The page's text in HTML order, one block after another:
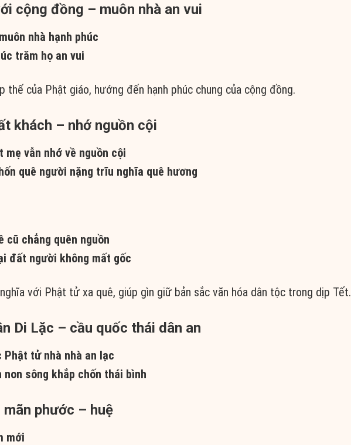
cộng đồng – muôn nhà an vui
nhà hạnh phúc
trăm họ an vui
thế của Phật giáo, hướng đến hạnh phúc chung của cộng đồng.
khách – nhớ nguồn cội
vẫn nhớ về nguồn cội
quê người nặng trĩu nghĩa quê hương
cũ chẳng quên nguồn
đất người không mất gốc
với Phật tử xa quê, giúp gìn giữ bản sắc văn hóa dân tộc trong dịp Tết.
Di Lặc – cầu quốc thái dân an
Phật tử nhà nhà an lạc
sông khắp chốn thái bình
mãn phước – huệ
mới